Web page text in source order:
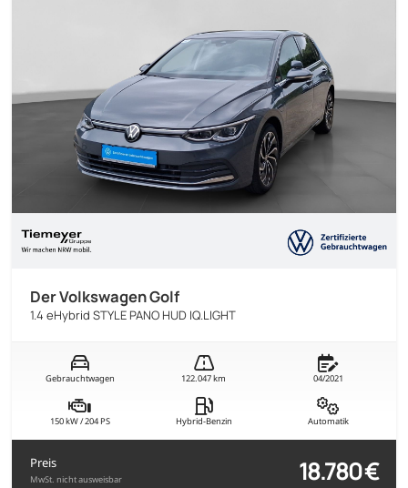
Der Volkswagen Golf
1.4 eHybrid STYLE PANO HUD IQ.LIGHT
Gebrauchtwagen 122.047 km 04/2021
150 kW / 204 PS Hybrid-Benzin Automatik
Preis
MwSt. nicht ausweisbar 18.780 €